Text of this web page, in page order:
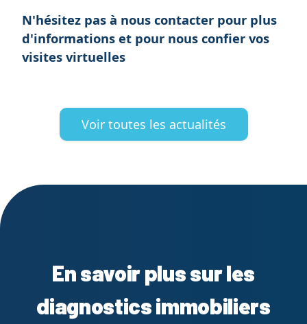
N'hésitez pas à nous contacter pour plus
d'informations et pour nous confier vos
visites virtuelles
Voir toutes les actualités
En savoir plus sur les
diagnostics immobiliers